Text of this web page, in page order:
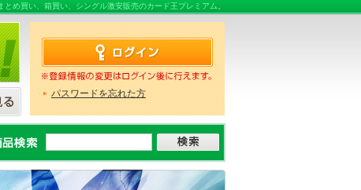
め買い、箱買い、シングル激安販売のカード王プレミアム。
パスワードを忘れた方